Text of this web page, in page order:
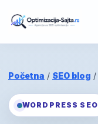
Početna / SEO blog /
WORDPRESS SEO